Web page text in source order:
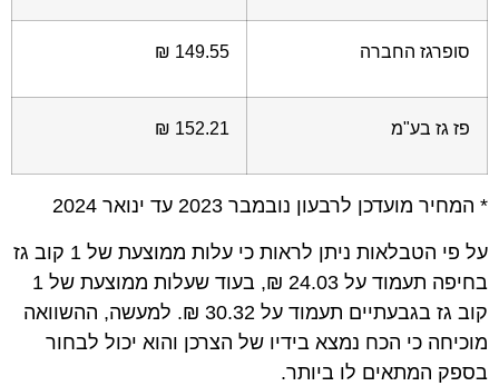
סופרגז החברה 149.55 ₪
פז גז בע"מ 152.21 ₪
* המחיר מועדכן לרבעון נובמבר 2023 עד ינואר 2024
על פי הטבלאות ניתן לראות כי עלות ממוצעת של 1 קוב גז
בחיפה תעמוד על 24.03 ₪, בעוד שעלות ממוצעת של 1
קוב גז בגבעתיים תעמוד על 30.32 ₪. למעשה, ההשוואה
מוכיחה כי הכח נמצא בידיו של הצרכן והוא יכול לבחור
בספק המתאים לו ביותר.